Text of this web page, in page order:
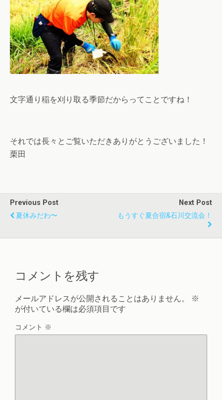
文字通り稲を刈り取る季節だからってことですね！
それでは長々とご覧いただきありがとうございました！
栗田
Previous Post
夏休みだわ〜
Next Post
もうすぐ夏合宿&石川交流会！
コメントを残す
メールアドレスが公開されることはありません。
※
が付いている欄は必須項目です
コメント ※